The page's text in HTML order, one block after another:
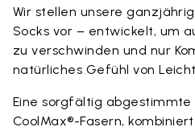
Wir stellen unsere
Socks vor – entwickelt, um
zu verschwinden und nur
natürliches Gefühl von
Eine sorgfältig abgestimmte
CoolMax®-Fasern,